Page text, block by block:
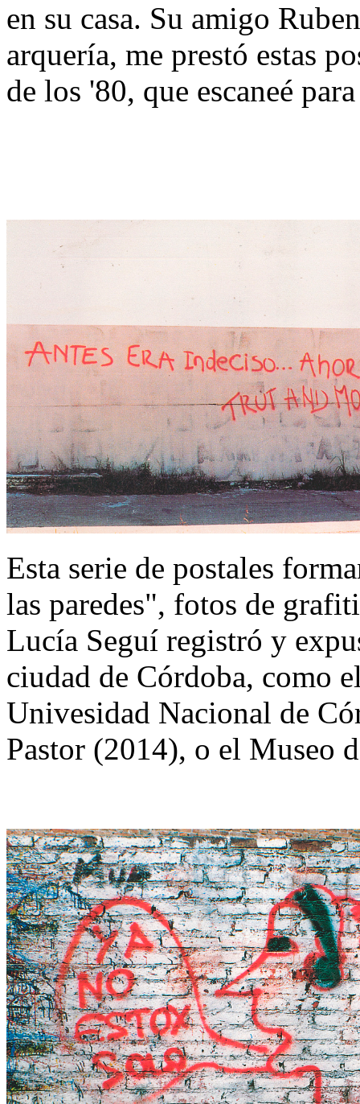
en su casa. Su amigo
arquería, me prestó estas
de los '80, que escaneé
Esta serie de postales
las paredes", fotos de
Lucía Seguí registró y
ciudad de Córdoba, como
Univesidad Nacional de
Pastor (2014), o el Museo